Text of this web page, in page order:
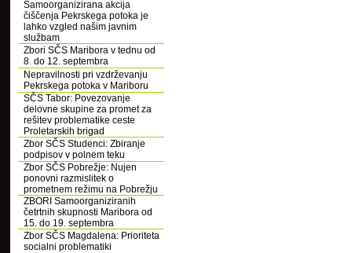
Samoorganizirana akcija
čiščenja Pekrskega potoka je
lahko vzgled našim javnim
službam
Zbori SČS Maribora v tednu od
8. do 12. septembra
Nepravilnosti pri vzdrževanju
Pekrskega potoka v Mariboru
SČS Tabor: Povezovanje
delovne skupine za promet za
rešitev problematike ceste
Proletarskih brigad
Zbor SČS Studenci: Zbiranje
podpisov v polnem teku
Zbor SČS Pobrežje: Nujen
ponovni razmislitek o
prometnem režimu na Pobrežju
ZBORI Samoorganiziranih
četrtnih skupnosti Maribora od
15. do 19. septembra
Zbor SČS Magdalena: Prioriteta
socialni problematiki